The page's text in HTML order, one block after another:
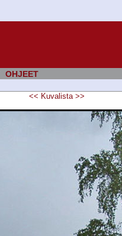
OHJEET
<< Kuvalista >>